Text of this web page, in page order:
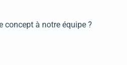
concept à notre équipe ?